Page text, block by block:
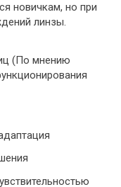
новичкам, но при
линзы.
(По мнению